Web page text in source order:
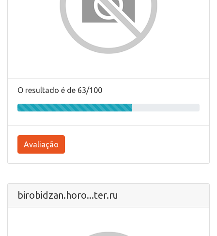
O resultado é de 63/100
Avaliação
birobidzan.horo...ter.ru